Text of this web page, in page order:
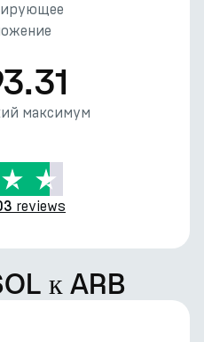
максимум
reviews
к ARB